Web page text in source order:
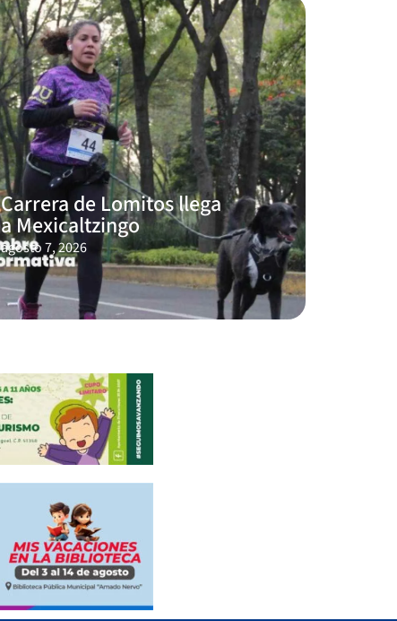
Carrera de Lomitos llega
a Mexicaltzingo
agosto 7, 2026